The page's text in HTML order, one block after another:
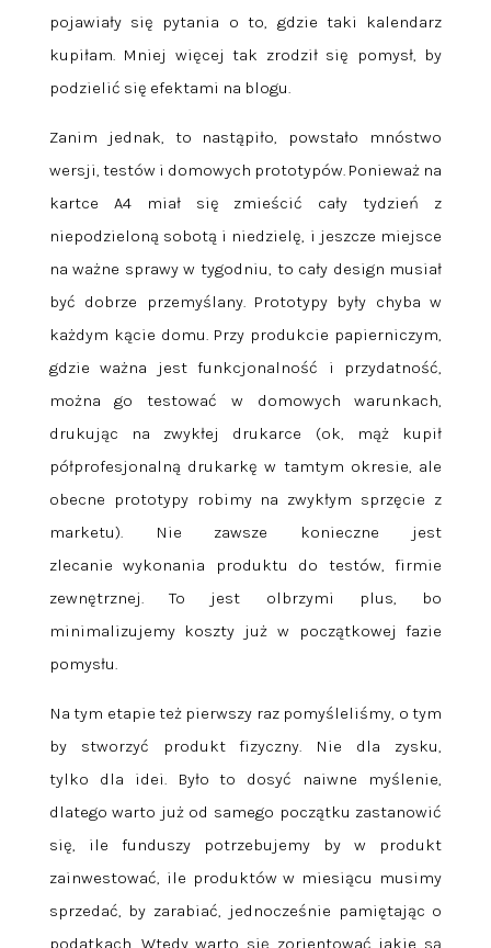
pojawiały się pytania o to, gdzie taki kalendarz
kupiłam. Mniej więcej tak zrodził się pomysł, by
podzielić się efektami na blogu.
Zanim jednak, to nastąpiło, powstało mnóstwo
wersji, testów i domowych prototypów. Ponieważ na
kartce A4 miał się zmieścić cały tydzień z
niepodzieloną sobotą i niedzielę, i jeszcze miejsce
na ważne sprawy w tygodniu, to cały design musiał
być dobrze przemyślany. Prototypy były chyba w
każdym kącie domu. Przy produkcie papierniczym,
gdzie ważna jest funkcjonalność i przydatność,
można go testować w domowych warunkach,
drukując na zwykłej drukarce (ok, mąż kupił
półprofesjonalną drukarkę w tamtym okresie, ale
obecne prototypy robimy na zwykłym sprzęcie z
marketu). Nie zawsze konieczne jest
zlecanie wykonania produktu do testów, firmie
zewnętrznej. To jest olbrzymi plus, bo
minimalizujemy koszty już w początkowej fazie
pomysłu.
Na tym etapie też pierwszy raz pomyśleliśmy, o tym
by stworzyć produkt fizyczny. Nie dla zysku,
tylko dla idei. Było to dosyć naiwne myślenie,
dlatego warto już od samego początku zastanowić
się, ile funduszy potrzebujemy by w produkt
zainwestować, ile produktów w miesiącu musimy
sprzedać, by zarabiać, jednocześnie pamiętając o
podatkach. Wtedy warto się zorientować jakie są